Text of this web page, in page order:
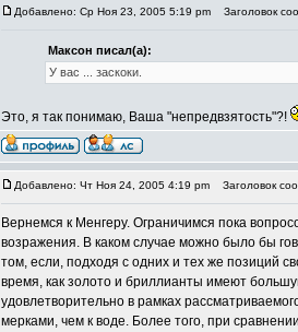
Добавлено: Ср Ноя 23, 2005 5:19 pm Заголовок
Максон писал(а):
У вас ... заскоки.
Это, я так понимаю, Ваша "непредвзятость"?!
Добавлено: Чт Ноя 24, 2005 4:19 pm Заголовок
Вернемся к Менгеру. Ограничимся пока
возражения. В каком случае можно было бы
том, если, подходя с одних и тех же позиций
время, как золото и бриллианты имеют
удовлетворительно в рамках
мерками, чем к воде. Более того, при